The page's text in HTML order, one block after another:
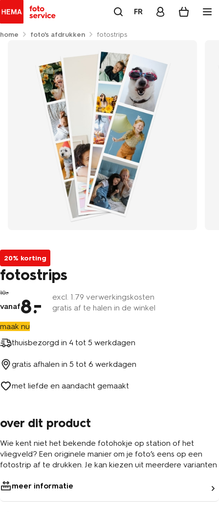
FR
home foto's afdrukken fotostrips
20% korting
fotostrips
10
vanaf8 excl. 1.79 verwerkingskosten
gratis af te halen in de winkel
maak nu
thuisbezorgd in 4 tot 5 werkdagen
gratis afhalen in 5 tot 6 werkdagen
met liefde en aandacht gemaakt
over dit product
Wie kent niet het bekende fotohokje op station of het
vliegveld? Een originele manier om je foto’s eens op een
fotostrip af te drukken. Je kan kiezen uit meerdere varianten
meer informatie